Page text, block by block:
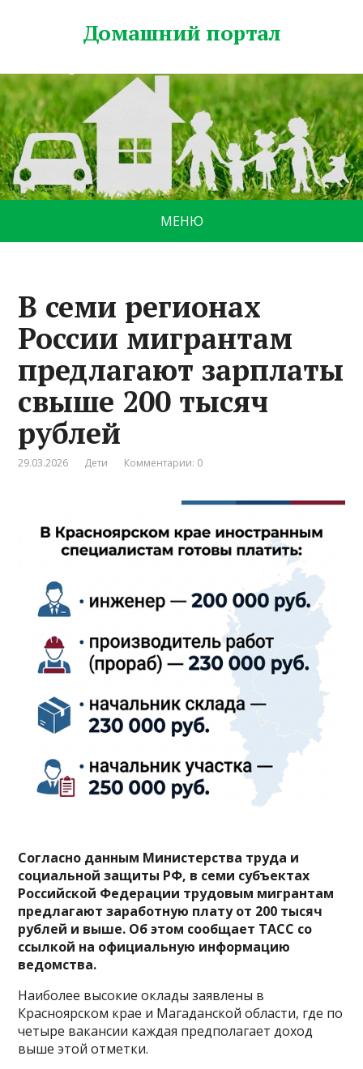
Домашний портал
МЕНЮ
В семи регионах
России мигрантам
предлагают зарплаты
свыше 200 тысяч
рублей
29.03.2026 Дети Комментарии: 0
Согласно данным Министерства труда и
социальной защиты РФ, в семи субъектах
Российской Федерации трудовым мигрантам
предлагают заработную плату от 200 тысяч
рублей и выше. Об этом сообщает ТАСС со
ссылкой на официальную информацию
ведомства.
Наиболее высокие оклады заявлены в
Красноярском крае и Магаданской области, где по
четыре вакансии каждая предполагает доход
выше этой отметки.